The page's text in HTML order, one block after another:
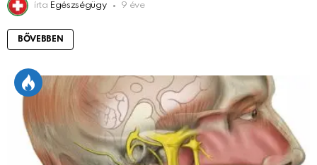
írta Egészségügy 9 éve
BŐVEBBEN